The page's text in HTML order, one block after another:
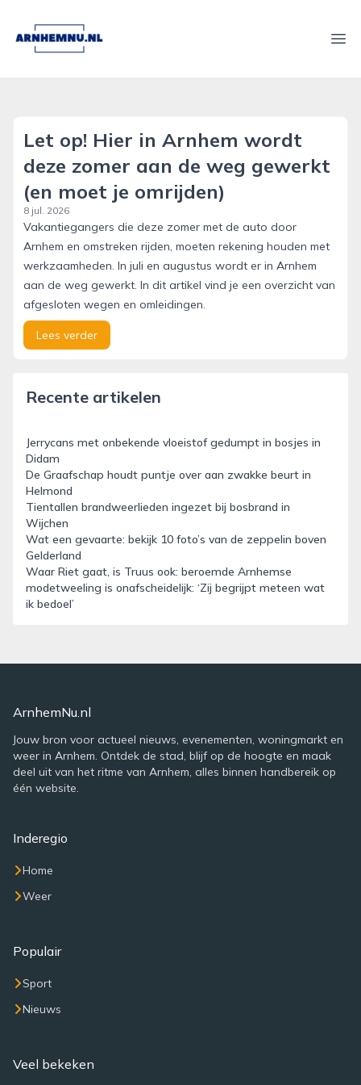
arnhemnu.nl
Let op! Hier in Arnhem wordt
deze zomer aan de weg gewerkt
(en moet je omrijden)
8 jul. 2026
Vakantiegangers die deze zomer met de auto door
Arnhem en omstreken rijden, moeten rekening houden met
werkzaamheden. In juli en augustus wordt er in Arnhem
aan de weg gewerkt. In dit artikel vind je een overzicht van
afgesloten wegen en omleidingen.
Lees verder
Recente artikelen
Jerrycans met onbekende vloeistof gedumpt in bosjes in
Didam
De Graafschap houdt puntje over aan zwakke beurt in
Helmond
Tientallen brandweerlieden ingezet bij bosbrand in
Wijchen
Wat een gevaarte: bekijk 10 foto’s van de zeppelin boven
Gelderland
Waar Riet gaat, is Truus ook: beroemde Arnhemse
modetweeling is onafscheidelijk: ‘Zij begrijpt meteen wat
ik bedoel’
ArnhemNu.nl
Jouw bron voor actueel nieuws, evenementen, woningmarkt en
weer in Arnhem. Ontdek de stad, blijf op de hoogte en maak
deel uit van het ritme van Arnhem, alles binnen handbereik op
één website.
Inderegio
Home
Weer
Populair
Sport
Nieuws
Veel bekeken